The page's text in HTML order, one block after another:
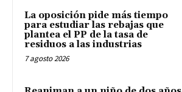
La oposición pide más tiempo
para estudiar las rebajas que
plantea el PP de la tasa de
residuos a las industrias
7 agosto 2026